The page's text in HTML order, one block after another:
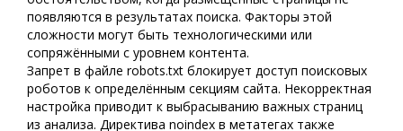
появляются в результатах поиска. Факторы этой
сложности могут быть технологическими или
сопряжёнными с уровнем контента.
Запрет в файле robots.txt блокирует доступ поисковых
роботов к определённым секциям сайта. Некорректная
настройка приводит к выбрасыванию важных страниц
из анализа. Директива noindex в метатегах также